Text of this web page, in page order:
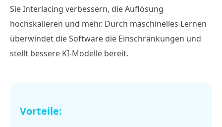
Sie Interlacing verbessern, die Auflösung
hochskalieren und mehr. Durch maschinelles Lernen
überwindet die Software die Einschränkungen und
stellt bessere KI-Modelle bereit.
Vorteile: